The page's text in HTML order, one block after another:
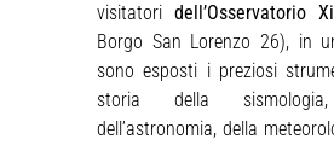
visitatori dell’Osservatorio
Borgo San Lorenzo 26), in
sono esposti i preziosi
storia della
dell’astronomia, della